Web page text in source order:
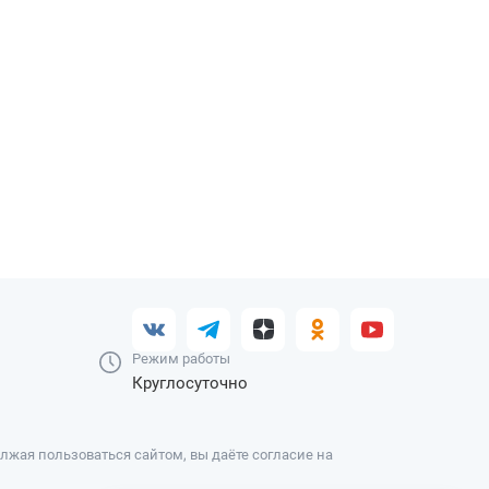
Режим работы
Круглосуточно
пользоваться сайтом, вы даёте согласие на